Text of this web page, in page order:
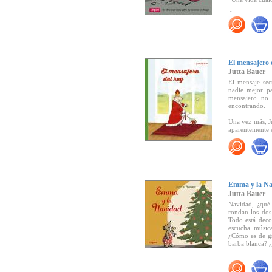
Éste es un
"Una historia
discurso. Una
corren en los
nuestras
El mensajero
Jutta Bauer
El mensaje
nadie mejor
mensajero no
encontrando.
Una vez más,
aparentemente
que se inicia
desarrollo.
enfrenta a
desconocidos,
PeroEl
parece enviar
y más tarde
pequeña joya
"El mensajero
momentos
Emma y la
Jutta Bauer
Navidad,
rondan los
Todo está
escucha
¿Cómo es de
barba blanca?